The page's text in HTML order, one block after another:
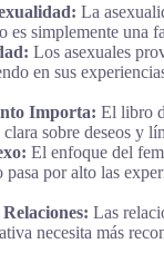
La
es simplemente una
Los asexuales
en sus
Importa: El libro
sobre deseos y
El enfoque del
pasa por alto las
Las
necesita más